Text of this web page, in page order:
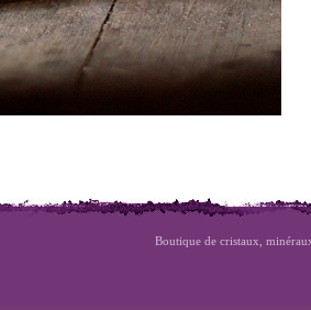
Boutique de cristaux,